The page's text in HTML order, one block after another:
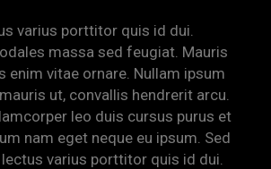
varius porttitor quis id dui.
massa sed feugiat. Mauris
enim vitae ornare. Nullam ipsum
ut, convallis hendrerit arcu.
leo duis cursus purus et
nam eget neque eu ipsum. Sed
varius porttitor quis id dui.